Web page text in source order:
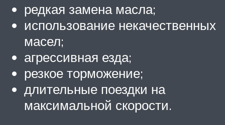
редкая замена масла;
использование некачественных
масел;
агрессивная езда;
резкое торможение;
длительные поездки на
максимальной скорости.